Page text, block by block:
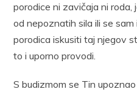
porodice ni zavičaja ni
od nepoznatih sila ili se
porodica iskusiti taj njegov
to i uporno provodi.
S budizmom se Tin